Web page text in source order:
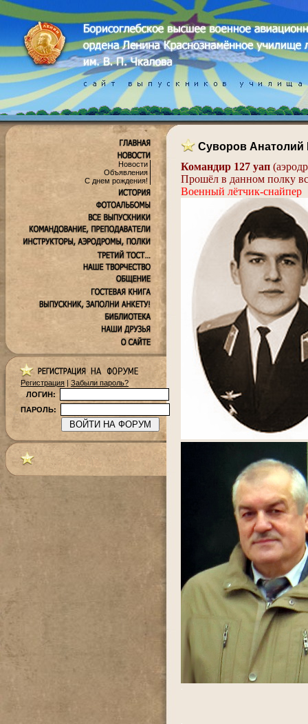
Новости
Объявления
С днем рождения!
Регистрация | Забыли пароль?
ЛОГИН:
ПАРОЛЬ:
Суворов Анатолий
Командир 127 уап
Прошёл в данном полку
Военный лётчик-снайпер